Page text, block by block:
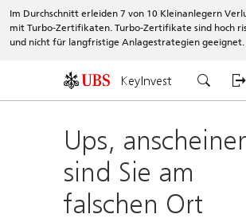
Im Durchschnitt erleiden 7 von 10 Kleinanlegern
mit Turbo-Zertifikaten. Turbo-Zertifikate sind hoch
und nicht für langfristige Anlagestrategien geeignet.
KeyInvest
Ups,
sind Sie am
falschen Ort